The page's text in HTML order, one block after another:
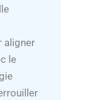
aligner
le